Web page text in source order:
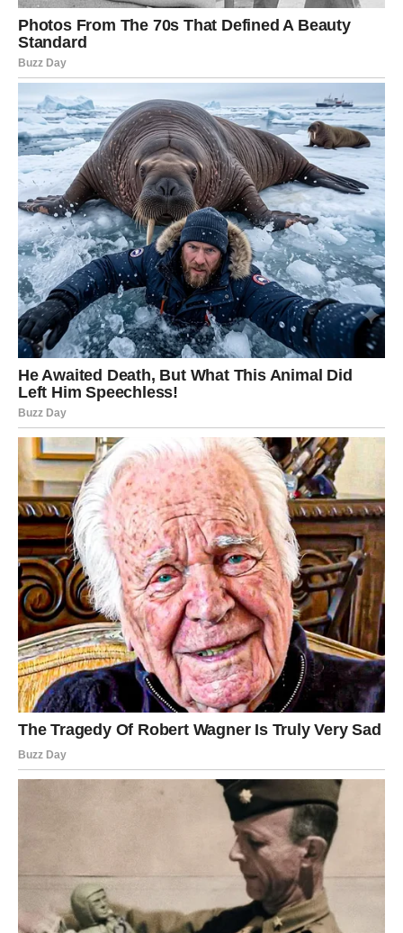
Ona je posledica vaših odluka, vaše dobrote, vaših borbi
koje niko nije video.
Sudbina vas sada nagrađuje za sve trenutke kada ste
ostali iskreni, pošteni i srčani — čak i kad vas je to
koštalo.
ŠTA OVA TRI DANA NOSE
Ovo nije klasični horoskop, već detaljna energetska
prognoza koja opisuje šta se budi u svakom znaku i gde
se otvara najveći prozor sreće.
OVAN–Prva istina, prvi korak
napred
Ovnovi će tokom ova tri dana dobiti jasnu poruku — bilo
kroz razgovor, poruku, susret ili čak unutrašnji osećaj.
Biće to nešto što menja vašu perspektivu. Možda je to
priznanje od osobe koja vam znači, možda nov poslovni
pravac.
Najvažnije: bićete iskreniji prema sebi.
Otvaranje srca i finansijska
Bikovi će u ova tri dana doživeti emocionalno
oslobađanje.